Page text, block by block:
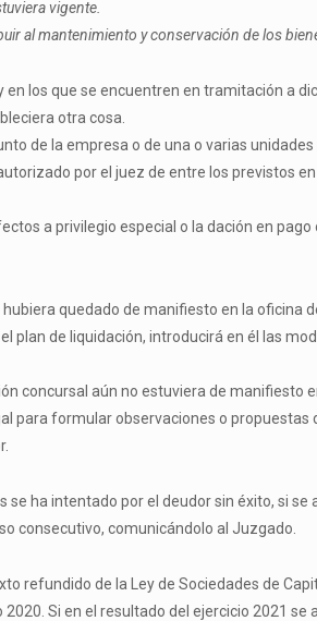
vigente.
al mantenimiento y conservación de los
los que se encuentren en tramitación a
otra cosa.
de la empresa o de una o varias
por el juez de entre los previstos
a privilegio especial o la dación en pago
quedado de manifiesto en la oficina
plan de liquidación, introducirá en él las
concursal aún no estuviera de manifiesto
para formular observaciones o propuestas
ha intentado por el deudor sin éxito, si se
consecutivo, comunicándolo al Juzgado.
refundido de la Ley de Sociedades de
Si en el resultado del ejercicio 2021 se